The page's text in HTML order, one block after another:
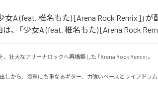
女A (feat. 椎名もた) [Arena Rock Remix]」
、「少女A (feat. 椎名もた) [Arena Rock
、壮大なアリーナロックへ再構築した 「Arena Rock Remix」。
しから、幾重にも重なるギター、力強いベースとライブドラ